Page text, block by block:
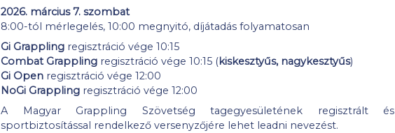
2026. március 7. szombat
8:00-tól mérlegelés, 10:00 megnyitó, díjátadás folyamatosan
Gi Grappling regisztráció vége 10:15
Combat Grappling regisztráció vége 10:15 (kiskesztyűs, nagykesztyűs)
Gi Open regisztráció vége 12:00
NoGi Grappling regisztráció vége 12:00
A Magyar Grappling Szövetség tagegyesületének regisztrált és
sportbiztosítással rendelkező versenyzőjére lehet leadni nevezést.